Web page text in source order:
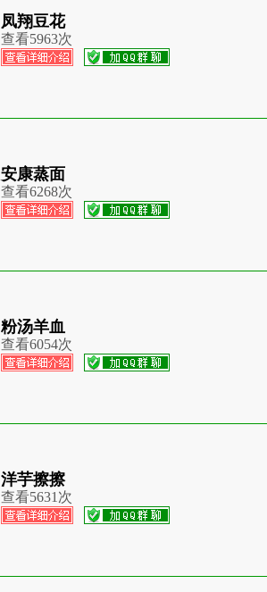
凤翔豆花
查看5963次
安康蒸面
查看6268次
粉汤羊血
查看6054次
洋芋擦擦
查看5631次